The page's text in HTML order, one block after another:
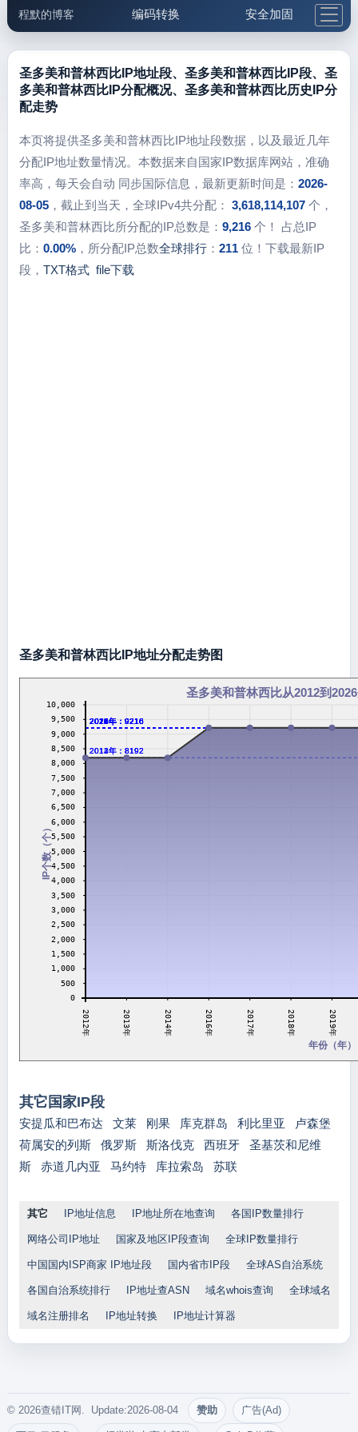
程默的博客 编码转换 安全加固
邮件工具 生活便民 更多工具
5.1支付宝大红包
圣多美和普林西比IP地址段、圣多美和普林西比IP段、圣
多美和普林西比IP分配概况、圣多美和普林西比历史IP分
配走势
本页将提供圣多美和普林西比IP地址段数据，以及最近几年
分配IP地址数量情况。本数据来自国家IP数据库网站，准确
率高，每天会自动 同步国际信息，最新更新时间是： 2026-
08-05，截止到当天，全球IPv4共分配： 3,618,114,107个，
圣多美和普林西比所分配的IP总数是： 9,216个！ 占总IP
比： 0.00%，所分配IP总数全球排行： 211位！下载最新IP
段， TXT格式 file下载
圣多美和普林西比IP地址分配走势图
圣多美和普林西比从2012到
2012年：8192
2013年：8192
2014年：8192
2016年：9216
2017年：9216
2018年：9216
2019年：9216
2020年：9216
2021年：9216
2022年：9216
2023年：9216
2024年：9216
2026年：9216
0
500
1,000
1,500
2,000
2,500
3,000
3,500
4,000
4,500
5,000
5,500
6,000
6,500
7,000
7,500
8,000
8,500
9,000
9,500
10,000
2012年 2013年 2014年 2016年 2017年 2018年 2019年
年份（年）
IP个数（个）
其它国家IP段
安提瓜和巴布达 文莱 刚果 库克群岛 利比里亚
卢森堡
荷属安的列斯
俄罗斯 斯洛伐克 西班牙
圣基茨和尼维
斯
赤道几内亚 马约特 库拉索岛 苏联
其它 IP地址信息 IP地址所在地查询 各国IP数量排行
网络公司IP地址 国家及地区IP段查询 全球IP数量排行
中国国内ISP商家 IP地址段 国内省市IP段 全球AS自治系统
各国自治系统排行 IP地址查ASN 域名whois查询 全球域名
域名注册排名 IP地址转换 IP地址计算器
© 2026查错IT网. Update:2026-08-04 赞助 广告(Ad)